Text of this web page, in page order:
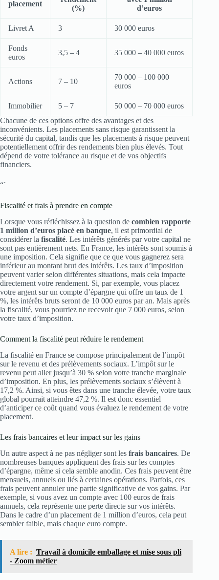
placement
(%)
d’euros
Livret A 3 30 000 euros
Fonds
euros
3,5 – 4 35 000 – 40 000 euros
Actions 7 – 10
70 000 – 100 000
euros
Immobilier 5 – 7
50 000 – 70 000 euros
Chacune de ces options offre des avantages et des
inconvénients. Les placements sans risque garantissent la
sécurité du capital, tandis que les placements à risque peuvent
potentiellement offrir des rendements bien plus élevés. Tout
dépend de votre tolérance au risque et de vos objectifs
financiers.
“`
Fiscalité et frais à prendre en compte
Lorsque vous réfléchissez à la question de combien rapporte
1 million d’euros placé en banque, il est primordial de
considérer la fiscalité. Les intérêts générés par votre capital ne
sont pas entièrement nets. En France, les intérêts sont soumis à
une imposition. Cela signifie que ce que vous gagnerez sera
inférieur au montant brut des intérêts. Les taux d’imposition
peuvent varier selon différentes situations, mais cela impacte
directement votre rendement. Si, par exemple, vous placez
votre argent sur un compte d’épargne qui offre un taux de 1
%, les intérêts bruts seront de 10 000 euros par an. Mais après
la fiscalité, vous pourriez ne recevoir que 7 000 euros, selon
votre taux d’imposition.
Comment la fiscalité peut réduire le rendement
La fiscalité en France se compose principalement de l’impôt
sur le revenu et des prélèvements sociaux. L’impôt sur le
revenu peut aller jusqu’à 30 % selon votre tranche marginale
d’imposition. En plus, les prélèvements sociaux s’élèvent à
17,2 %. Ainsi, si vous êtes dans une tranche élevée, votre taux
global pourrait atteindre 47,2 %. Il est donc essentiel
d’anticiper ce coût quand vous évaluez le rendement de votre
placement.
Les frais bancaires et leur impact sur les gains
Un autre aspect à ne pas négliger sont les frais bancaires. De
nombreuses banques appliquent des frais sur les comptes
d’épargne, même si cela semble anodin. Ces frais peuvent être
mensuels, annuels ou liés à certaines opérations. Parfois, ces
frais peuvent annuler une partie significative de vos gains. Par
exemple, si vous avez un compte avec 100 euros de frais
annuels, cela représente une perte directe sur vos intérêts.
Dans le cadre d’un placement de 1 million d’euros, cela peut
sembler faible, mais chaque euro compte.
A lire : Travail à domicile emballage et mise sous pli
- Zoom métier